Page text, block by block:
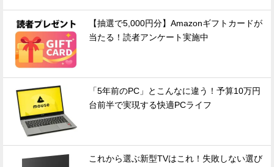
【抽選で5,000円分】Amazonギフトカードが
当たる！読者アンケート実施中
「5年前のPC」とこんなに違う！予算10万円
台前半で実現する快適PCライフ
これから選ぶ新型TVはこれ！失敗しない選び